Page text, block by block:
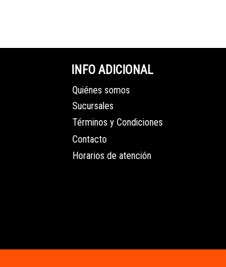
INFO ADICIONAL
Quiénes somos
Sucursales
Términos y Condiciones
Contacto
Horarios de atención